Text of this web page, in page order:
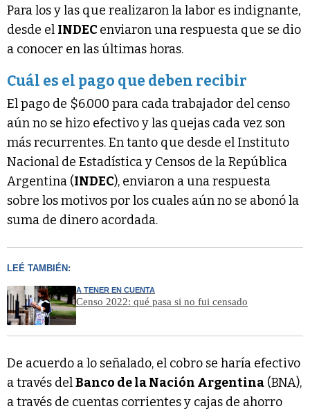
Para los y las que realizaron la labor es indignante,
desde el INDEC enviaron una respuesta que se dio
a conocer en las últimas horas.
Cuál es el pago que deben recibir
El pago de $6.000 para cada trabajador del censo
aún no se hizo efectivo y las quejas cada vez son
más recurrentes. En tanto que desde el Instituto
Nacional de Estadística y Censos de la República
Argentina (INDEC), enviaron a una respuesta
sobre los motivos por los cuales aún no se abonó la
suma de dinero acordada.
LEÉ TAMBIÉN:
A TENER EN CUENTA
Censo 2022: qué pasa si no fui censado
De acuerdo a lo señalado, el cobro se haría efectivo
a través delBanco de la Nación Argentina (BNA),
a través de cuentas corrientes y cajas de ahorro